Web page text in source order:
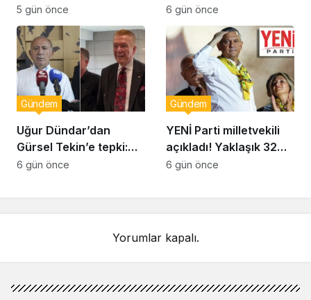
Belediye Başkanı
Sinem Dedetaş
görevden uzaklaştırıldı
5 gün önce
vekil Orhan Ziya Diren
hayatını kaybetti!
6 gün önce
Uğur Dündar’dan
Gürsel Tekin’e tepki:
Hakkında suç
Gündem
6 gün önce
YENİ Parti milletvekili
açıkladı! Yaklaşık 32
bin yurttaş bağış yaptı:
Gündem
6 gün önce
Yorumlar kapalı.